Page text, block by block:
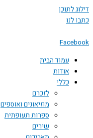
דילוג לתוכן
כתבו לנו
Facebook
עמוד הבית
אודות
כללי
לזכרם
מוזיאונים ואוספים
ספרות תעופתית
שירים